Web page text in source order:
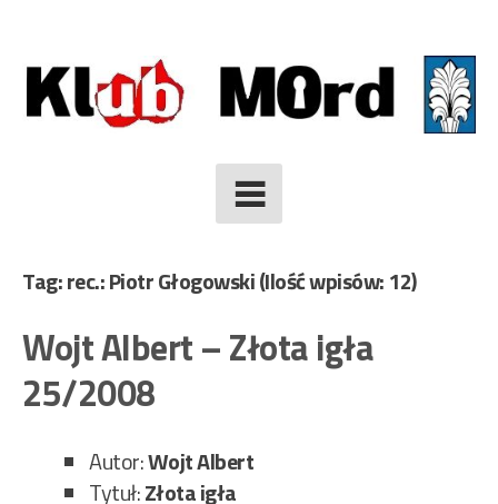
to
content
Tag: rec.: Piotr Głogowski(Ilość wpisów: 12)
Wojt Albert – Złota igła
25/2008
Autor:Wojt Albert
Tytuł:Złota igła